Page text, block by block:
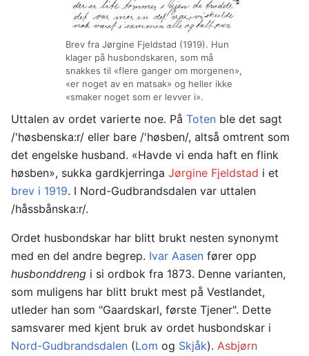
Brev fra Jørgine Fjeldstad (1919). Hun
klager på husbondskaren, som må
snakkes til «flere ganger om morgenen»,
«er noget av en matsak» og heller ikke
«smaker noget som er levver i».
Uttalen av ordet varierte noe. På Toten ble det sagt
/'høsbenska:r/ eller bare /'høsben/, altså omtrent som
det engelske husband. «Havde vi enda haft en flink
høsben», sukka gardkjerringa Jørgine Fjeldstad i et
brev i 1919. I Nord-Gudbrandsdalen var uttalen
/håssbånska:r/.
Ordet husbondskar har blitt brukt nesten synonymt
med en del andre begrep. Ivar Aasen fører opp
husbonddreng i si ordbok fra 1873. Denne varianten,
som muligens har blitt brukt mest på Vestlandet,
utleder han som "Gaardskarl, første Tjener". Dette
samsvarer med kjent bruk av ordet husbondskar i
Nord-Gudbrandsdalen (Lom og Skjåk). Asbjørn